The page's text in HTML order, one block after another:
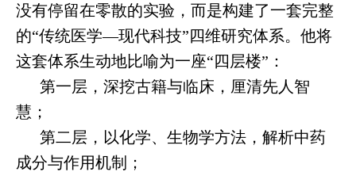
没有停留在零散的实验，而是构建了一套完整
的“传统医学—现代科技”四维研究体系。他将
这套体系生动地比喻为一座“四层楼”：
第一层，深挖古籍与临床，厘清先人智
慧；
第二层，以化学、生物学方法，解析中药
成分与作用机制；